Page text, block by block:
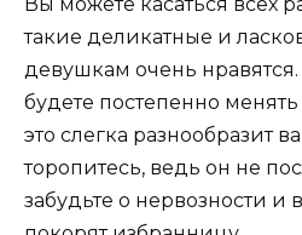
такие деликатные и
девушкам очень
будете постепенно
это слегка разнообразит
торопитесь, ведь он не
забудьте о нервозности и